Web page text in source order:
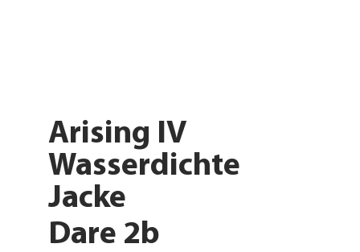
Arising IV
Wasserdichte
Jacke
Dare 2b